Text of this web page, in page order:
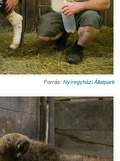
Forrás: Nyíregyházi Állatpark